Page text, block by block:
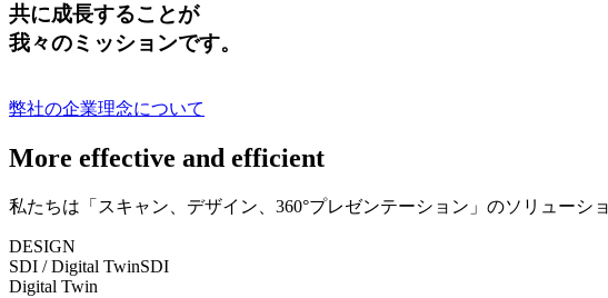
共に成長することが
我々のミッションです。
弊社の企業理念について
More effective and efficient
私たちは「スキャン、デザイン、360°プレゼンテーション」のソリューシ
DESIGN
SDI / Digital TwinSDI
Digital Twin